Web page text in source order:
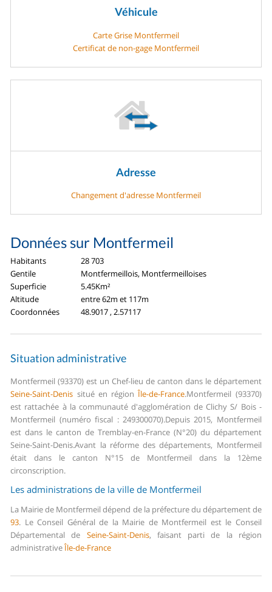
Véhicule
Carte Grise Montfermeil
Certificat de non-gage Montfermeil
Adresse
Changement d'adresse Montfermeil
Données sur Montfermeil
Habitants
28 703
Gentile
Montfermeillois, Montfermeilloises
Superficie
5.45Km²
Altitude
entre 62m et 117m
Coordonnées
48.9017 , 2.57117
Situation administrative
Montfermeil (93370) est un Chef-lieu de canton dans le département
Seine-Saint-Denis situé en régionÎle-de-France.Montfermeil (93370)
est rattachée à la communauté d'agglomération de Clichy S/ Bois -
Montfermeil (numéro fiscal : 249300070).Depuis 2015, Montfermeil
est dans le canton de Tremblay-en-France (N°20) du département
Seine-Saint-Denis.Avant la réforme des départements, Montfermeil
était dans le canton N°15 de Montfermeil dans la 12ème
circonscription.
Les administrations de la ville de Montfermeil
La Mairie de Montfermeil dépend de la préfecture du département de
93. Le Conseil Général de la Mairie de Montfermeil est le Conseil
Départemental de Seine-Saint-Denis, faisant parti de la région
administrativeÎle-de-France